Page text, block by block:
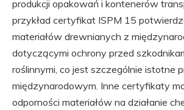
produkcji opakowań i kontenerów
przykład certyfikat ISPM 15
materiałów drewnianych z
dotyczącymi ochrony przed
roślinnymi, co jest szczególnie istotne
międzynarodowym. Inne certyfikaty
odporności materiałów na działanie